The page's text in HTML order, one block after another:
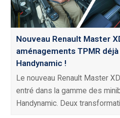
Nouveau Renault Master
aménagements TPMR
Handynamic !
Le nouveau Renault Master
entré dans la gamme des
Handynamic. Deux